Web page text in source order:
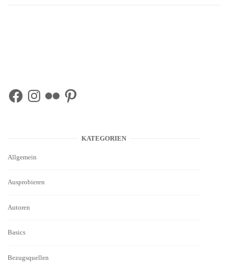
FacebookInstagram
Flickr Pinterest
KATEGORIEN
Allgemein
Ausprobieren
Autoren
Basics
Bezugsquellen